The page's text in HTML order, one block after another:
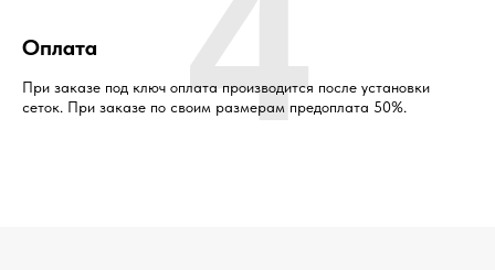
Оплата
При заказе под ключ оплата производится после установки
сеток. При заказе по своим размерам предоплата 50%.